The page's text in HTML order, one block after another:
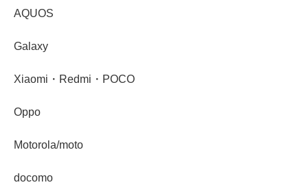
AQUOS
Galaxy
Xiaomi・Redmi・POCO
Oppo
Motorola/moto
docomo